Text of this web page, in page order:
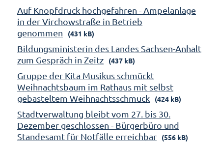
Auf Knopfdruck hochgefahren - Ampelanlage
in der Virchowstraße in Betrieb
genommen
(431 kB)
Bildungsministerin des Landes Sachsen-Anhalt
zum Gespräch in Zeitz
(437 kB)
Gruppe der Kita Musikus schmückt
Weihnachtsbaum im Rathaus mit selbst
gebasteltem Weihnachtsschmuck
(424 kB)
Stadtverwaltung bleibt vom 27. bis 30.
Dezember geschlossen - Bürgerbüro und
Standesamt für Notfälle erreichbar
(556 kB)